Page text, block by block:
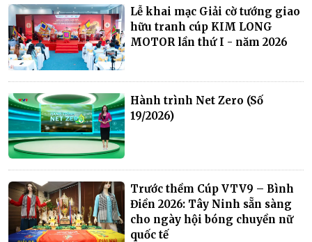
Lễ khai mạc Giải cờ tướng giao
hữu tranh cúp KIM LONG
MOTOR lần thứ I - năm 2026
Hành trình Net Zero (Số
19/2026)
Trước thềm Cúp VTV9 – Bình
Điền 2026: Tây Ninh sẵn sàng
cho ngày hội bóng chuyền nữ
quốc tế